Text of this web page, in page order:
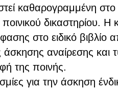
καθαρογραμμένη στο
δικαστηρίου. Η
στο ειδικό βιβλίο
αναίρεσης και
της ποινής.
για την άσκηση